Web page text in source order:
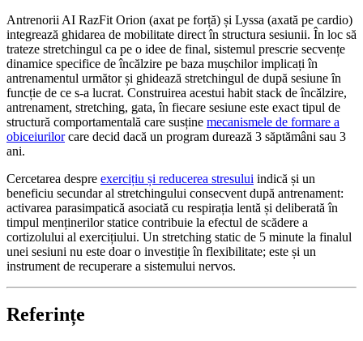
Antrenorii AI RazFit Orion (axat pe forță) și Lyssa (axată pe cardio)
integrează ghidarea de mobilitate direct în structura sesiunii. În loc să
trateze stretchingul ca pe o idee de final, sistemul prescrie secvențe
dinamice specifice de încălzire pe baza mușchilor implicați în
antrenamentul următor și ghidează stretchingul de după sesiune în
funcție de ce s-a lucrat. Construirea acestui habit stack de încălzire,
antrenament, stretching, gata, în fiecare sesiune este exact tipul de
structură comportamentală care susține mecanismele de formare a
obiceiurilorcare decid dacă un program durează 3 săptămâni sau 3
ani.
Cercetarea despre exercițiu și reducerea stresului indică și un
beneficiu secundar al stretchingului consecvent după antrenament:
activarea parasimpatică asociată cu respirația lentă și deliberată în
timpul menținerilor statice contribuie la efectul de scădere a
cortizolului al exercițiului. Un stretching static de 5 minute la finalul
unei sesiuni nu este doar o investiție în flexibilitate; este și un
instrument de recuperare a sistemului nervos.
Referințe